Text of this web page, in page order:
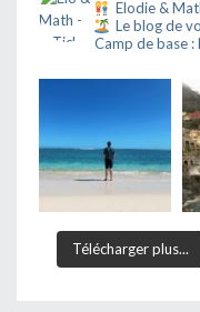
Elodie &
Le blog de
Camp de base :
Télécharger plus...